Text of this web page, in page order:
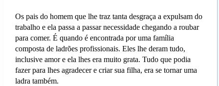
Os pais do homem que lhe traz tanta desgraça a expulsam do
trabalho e ela passa a passar necessidade chegando a roubar
para comer. É quando é encontrada por uma família
composta de ladrões profissionais. Eles lhe deram tudo,
inclusive amor e ela lhes era muito grata. Tudo que podia
fazer para lhes agradecer e criar sua filha, era se tornar uma
ladra também.